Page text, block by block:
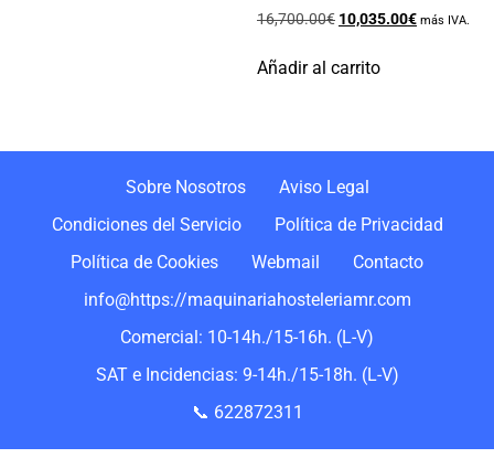
16,700.00€ 10,035.00€ más IVA.
Añadir al carrito
Sobre Nosotros
Aviso Legal
Condiciones del Servicio
Política de Privacidad
Política de Cookies
Webmail
Contacto
info@https://maquinariahosteleriamr.com
Comercial: 10-14h./15-16h. (L-V)
SAT e Incidencias: 9-14h./15-18h. (L-V)
📞 622872311